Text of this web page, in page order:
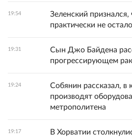
19:54
Зеленский признался,
практически не
19:31
Сын Джо Байдена
прогрессирующем
19:24
Собянин рассказал, в
производят
метрополитена
19:17
В Хорватии